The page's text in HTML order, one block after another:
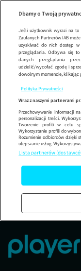
Wypróbuj
Korzystaj z
Dbamy o Twoją
Jeśli użytkownik wyrazi na to
Zaufanych Partnerów IAB
uzyskiwać do nich dostęp w
przeglądania. Odbywa się
danych przeglądania
udzielić/wycofać zgodę i
dowolnym momencie, klikając
Polityka Prywatności
Wraz z naszymi partnerami
Przechowywanie informacji
personalizacji treści.
Tworzenie profili w celu
Wykorzystanie profili do
Rozumienie odbiorców dzięki
ulepszanie usług.
Lista partnerów